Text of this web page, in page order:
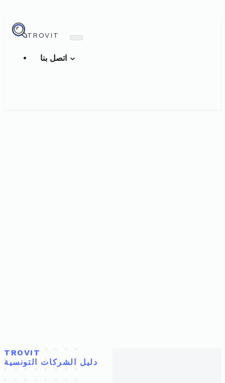
TROVIT
TROVIT
دليل الشركات التونسية